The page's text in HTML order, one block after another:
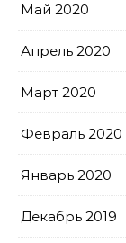
Май 2020
Апрель 2020
Март 2020
Февраль 2020
Январь 2020
Декабрь 2019